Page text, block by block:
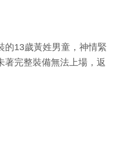
的13歲黃姓男童，神情緊
著完整裝備無法上場，返